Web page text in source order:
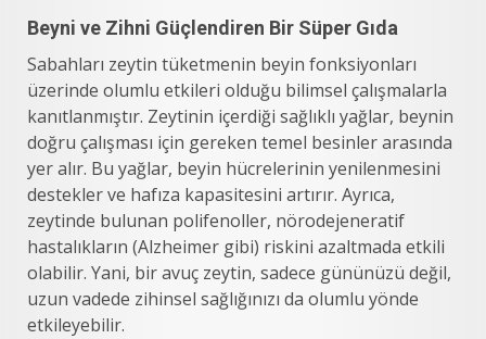
Beyni ve Zihni Güçlendiren Bir Süper Gıda
Sabahları zeytin tüketmenin beyin fonksiyonları
üzerinde olumlu etkileri olduğu bilimsel çalışmalarla
kanıtlanmıştır. Zeytinin içerdiği sağlıklı yağlar, beynin
doğru çalışması için gereken temel besinler arasında
yer alır. Bu yağlar, beyin hücrelerinin yenilenmesini
destekler ve hafıza kapasitesini artırır. Ayrıca,
zeytinde bulunan polifenoller, nörodejeneratif
hastalıkların (Alzheimer gibi) riskini azaltmada etkili
olabilir. Yani, bir avuç zeytin, sadece gününüzü değil,
uzun vadede zihinsel sağlığınızı da olumlu yönde
etkileyebilir.